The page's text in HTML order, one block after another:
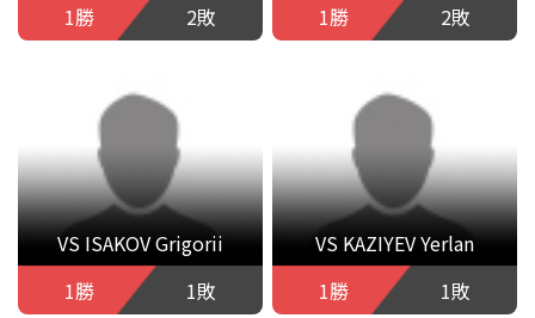
1勝
2敗
1勝
2敗
VS ISAKOV Grigorii
1勝
1敗
VS KAZIYEV Yerlan
1勝
1敗